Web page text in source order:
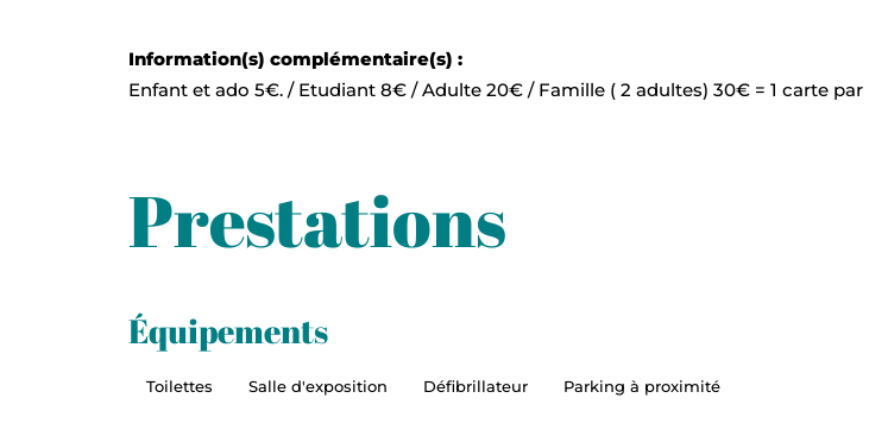
Information(s) complémentaire(s) :
Enfant et ado 5€. / Etudiant 8€ / Adulte 20€ / Famille ( 2 adultes) 30€ = 1 carte par
Prestations
Équipements
Toilettes Salle d'exposition Défibrillateur Parking à proximité